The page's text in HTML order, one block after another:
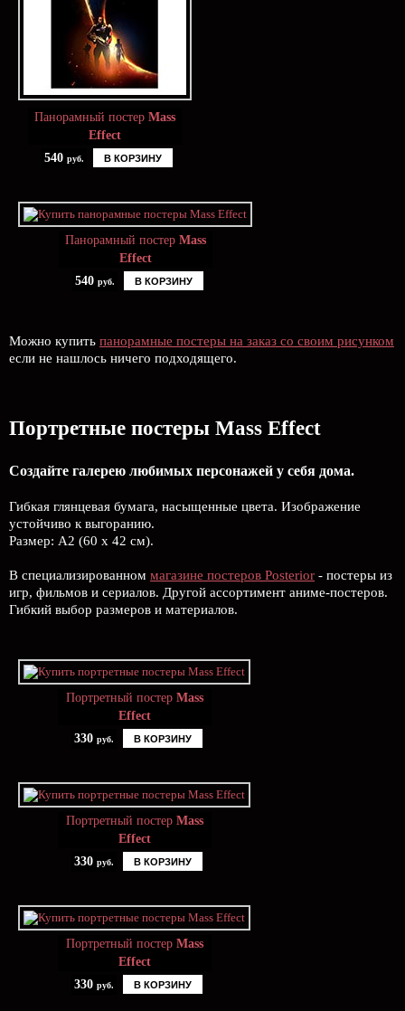
Панорамный постер Mass
Effect
540 руб. В КОРЗИНУ
Панорамный постер Mass
Effect
540 руб. В КОРЗИНУ
Можно купить панорамные постеры на заказ со своим рисунком
если не нашлось ничего подходящего.
Портретные постеры Mass Effect
Создайте галерею любимых персонажей у себя дома.
Гибкая глянцевая бумага, насыщенные цвета. Изображение
устойчиво к выгоранию.
Размер: А2 (60 х 42 см).
В специализированном магазине постеров Posterior - постеры из
игр, фильмов и сериалов. Другой ассортимент аниме-постеров.
Гибкий выбор размеров и материалов.
Портретный постер Mass
Effect
330 руб. В КОРЗИНУ
Портретный постер Mass
Effect
330 руб. В КОРЗИНУ
Портретный постер Mass
Effect
330 руб. В КОРЗИНУ